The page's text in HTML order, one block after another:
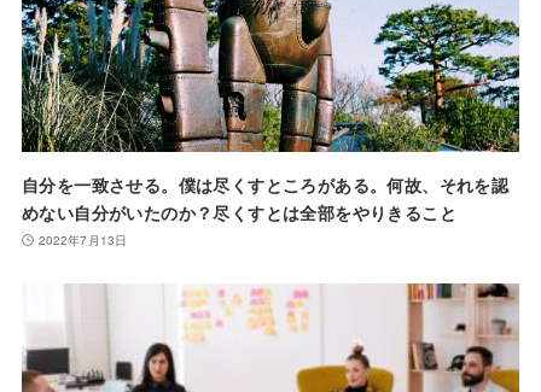
自分を一致させる。僕は尽くすところがある。何故、それを認
めない自分がいたのか？尽くすとは全部をやりきること
2022年7月13日